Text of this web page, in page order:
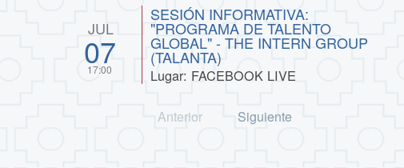
JUL
07
17:00
SESIÓN INFORMATIVA:
"PROGRAMA DE TALENTO
GLOBAL" - THE INTERN GROUP
(TALANTA)
Lugar: FACEBOOK LIVE
Anterior Siguiente